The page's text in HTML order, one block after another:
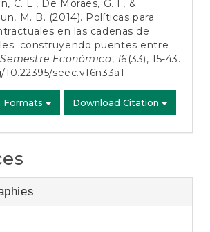
C. E., De Moraes, G. I., &
M. B. (2014). Políticas para
en las cadenas de
construyendo puentes entre
Semestre Económico, 16(33), 15-43.
seec.v16n33a1
Formats Download Citation